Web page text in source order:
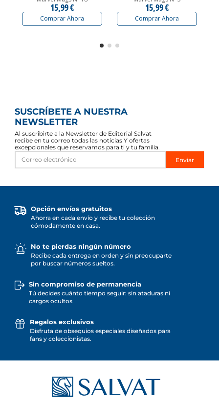
15,99 €
Comprar Ahora
15,99 €
Comprar Ahora
SUSCRÍBETE A NUESTRA
NEWSLETTER
Al suscribirte a la Newsletter de Editorial Salvat
recibe en tu correo todas las noticias Y ofertas
excepcionales que reservamos para ti y tu familia.
Enviar
Opción envíos gratuitos
Ahorra en cada envío y recibe tu colección
cómodamente en casa.
No te pierdas ningún número
Recibe cada entrega en orden y sin preocuparte
por buscar números sueltos.
Sin compromiso de permanencia
Tú decides cuánto tiempo seguir: sin ataduras ni
cargos ocultos
Regalos exclusivos
Disfruta de obsequios especiales diseñados para
fans y coleccionistas.